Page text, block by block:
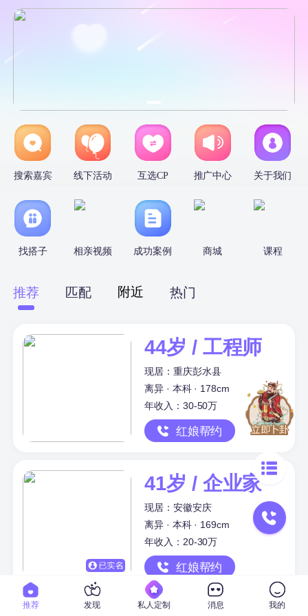
搜索嘉宾 线下活动 互选CP 推广中心 关于我们
找搭子 相亲视频 成功案例 商城 课程
推荐 匹配 附近 热门
44岁 / 工程师
现居：重庆彭水县
离异 · 本科 · 178cm
年收入：30-50万
红娘帮约
41岁 / 企业家
现居：安徽安庆
离异 · 本科 · 169cm
年收入：20-30万
红娘帮约
推荐 发现 私人定制 消息 我的